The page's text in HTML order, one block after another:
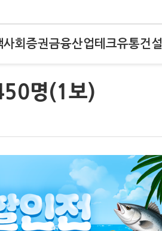
사회 증권금융산업테크유통건설
명(1보)